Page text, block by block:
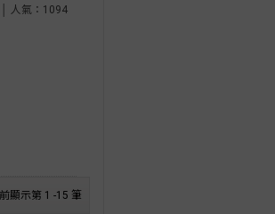
人氣：1094
顯示第 1 -15 筆